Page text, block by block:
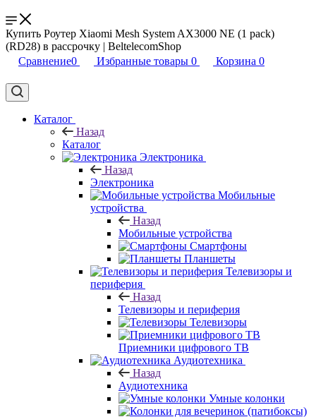
Купить Роутер Xiaomi Mesh System AX3000 NE (1 pack)
(RD28) в рассрочку | BeltelecomShop
Сравнение0 Избранные товары 0 Корзина 0
Каталог
Назад
Каталог
Электроника
Назад
Электроника
Мобильные
устройства
Назад
Мобильные устройства
Смартфоны
Планшеты
Телевизоры и
периферия
Назад
Телевизоры и периферия
Телевизоры
Приемники цифрового ТВ
Аудиотехника
Назад
Аудиотехника
Умные колонки